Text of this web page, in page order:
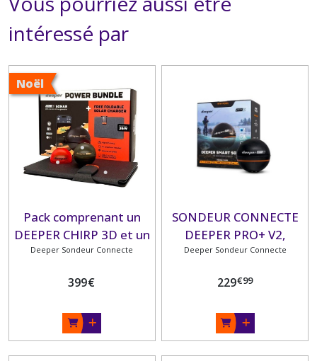
intéressé par
Noël
Pack comprenant un
DEEPER CHIRP 3D et un
Panneau Solaire 36W
Deeper Sondeur Connecte
399€
SONDEUR CONNECTE
DEEPER PRO+ V2,
sondeur sans fil avec
Deeper Sondeur Connecte
229€99